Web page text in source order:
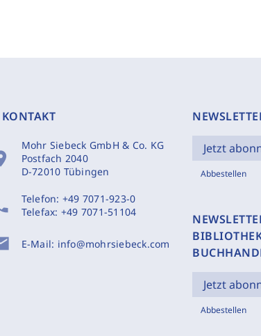
KONTAKT
Mohr Siebeck GmbH & Co. KG
Postfach 2040
D-72010 Tübingen
Telefon: +49 7071-923-0
Telefax: +49 7071-51104
E-Mail: info@mohrsiebeck.com
Jetzt
Abbestellen
Jetzt
Abbestellen